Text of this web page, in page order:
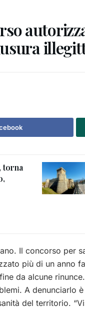
torna
Il concorso per
più di un anno
da alcune
A denunciarlo
del territorio.